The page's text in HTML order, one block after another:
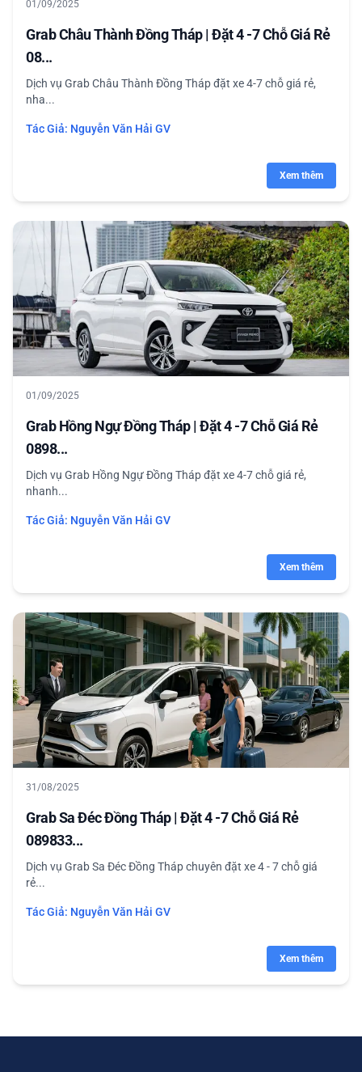
01/09/2025
Grab Châu Thành Đồng Tháp | Đặt 4 -7 Chỗ Giá Rẻ
08...
Dịch vụ Grab Châu Thành Đồng Tháp đặt xe 4-7 chỗ giá rẻ,
nha...
Tác Giả: Nguyễn Văn Hải GV
Xem thêm
01/09/2025
Grab Hồng Ngự Đồng Tháp | Đặt 4 -7 Chỗ Giá Rẻ
0898...
Dịch vụ Grab Hồng Ngự Đồng Tháp đặt xe 4-7 chỗ giá rẻ,
nhanh...
Tác Giả: Nguyễn Văn Hải GV
Xem thêm
31/08/2025
Grab Sa Đéc Đồng Tháp | Đặt 4 -7 Chỗ Giá Rẻ
089833...
Dịch vụ Grab Sa Đéc Đồng Tháp chuyên đặt xe 4 - 7 chỗ giá
rẻ...
Tác Giả: Nguyễn Văn Hải GV
Xem thêm